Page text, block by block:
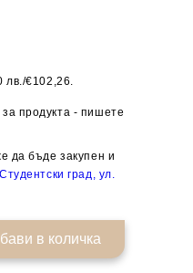
лв./€102,26.
продукта - пишете
да бъде закупен и
град, ул.